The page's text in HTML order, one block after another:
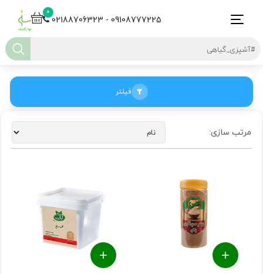
0
02188706323 - 09108777225
فیلتر
مرتب سازی: